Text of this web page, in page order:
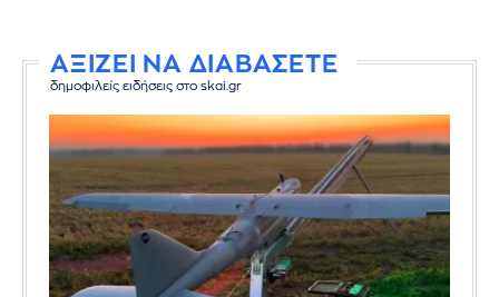
ΑΞΙΖΕΙ ΝΑ ΔΙΑΒΑΣΕΤΕ
δημοφιλείς ειδήσεις στο skai.gr